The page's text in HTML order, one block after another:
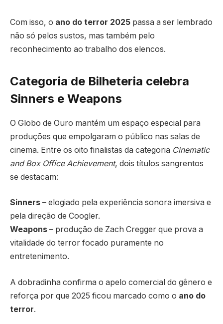
Com isso, o ano do terror 2025 passa a ser lembrado
não só pelos sustos, mas também pelo
reconhecimento ao trabalho dos elencos.
Categoria de Bilheteria celebra
Sinners e Weapons
O Globo de Ouro mantém um espaço especial para
produções que empolgaram o público nas salas de
cinema. Entre os oito finalistas da categoria Cinematic
and Box Office Achievement, dois títulos sangrentos
se destacam:
Sinners – elogiado pela experiência sonora imersiva e
pela direção de Coogler.
Weapons – produção de Zach Cregger que prova a
vitalidade do terror focado puramente no
entretenimento.
A dobradinha confirma o apelo comercial do gênero e
reforça por que 2025 ficou marcado como o ano do
terror.